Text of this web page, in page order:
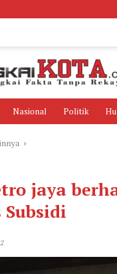
Nasional Politik
jaya
Subsidi